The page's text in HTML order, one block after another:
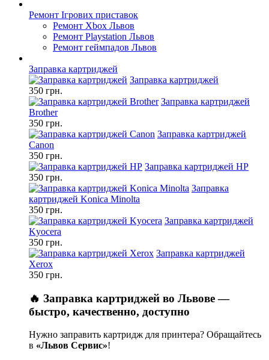
Ремонт Ігрових приставок
Ремонт Xbox Львов
Ремонт Playstation Львов
Ремонт геймпадов Львов
Заправка картриджей
Заправка картриджей
350 грн.
Заправка картриджей
Brother
350 грн.
Заправка картриджей
Canon
350 грн.
Заправка картриджей HP
350 грн.
Заправка
картриджей Konica Minolta
350 грн.
Заправка картриджей
Kyocera
350 грн.
Заправка картриджей
Xerox
350 грн.
🔥 Заправка картриджей во Львове —
быстро, качественно, доступно
Нужно заправить картридж для принтера? Обращайтесь
в «Львов Сервис»!